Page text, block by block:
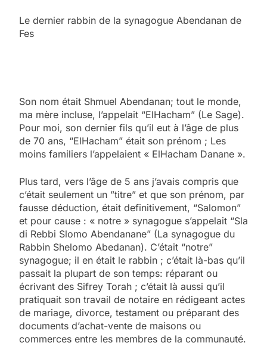
Le dernier rabbin de la synagogue Abendanan de
Fes
Son nom était Shmuel Abendanan; tout le monde,
ma mère incluse, l’appelait “ElHacham” (Le Sage).
Pour moi, son dernier fils qu’il eut à l’âge de plus
de 70 ans, “ElHacham” était son prénom ; Les
moins familiers l’appelaient « ElHacham Danane ».
Plus tard, vers l’âge de 5 ans j’avais compris que
c’était seulement un ”titre” et que son prénom, par
fausse déduction, était definitivement, “Salomon”
et pour cause : « notre » synagogue s’appelait “Sla
di Rebbi Slomo Abendanane” (La synagogue du
Rabbin Shelomo Abedanan). C’était “notre”
synagogue; il en était le rabbin ; c’était là-bas qu’il
passait la plupart de son temps: réparant ou
écrivant des Sifrey Torah ; c’était là aussi qu’il
pratiquait son travail de notaire en rédigeant actes
de mariage, divorce, testament ou préparant des
documents d’achat-vente de maisons ou
commerces entre les membres de la communauté.